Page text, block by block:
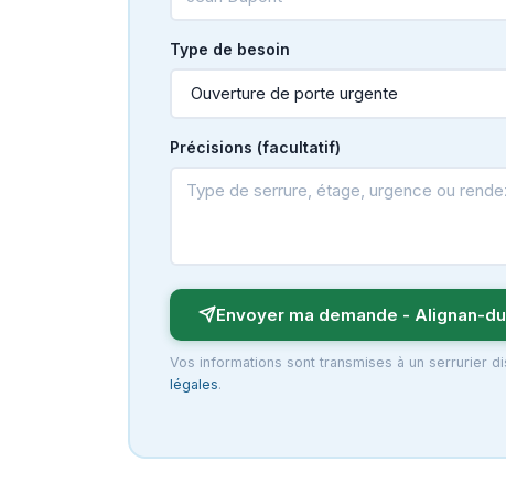
Type de besoin
Précisions (facultatif)
Envoyer ma demande - Alignan-
Vos informations sont transmises à un serrurier
légales.